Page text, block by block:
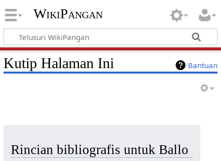
WikiPangan
Bantuan
Kutip Halaman Ini
Rincian bibliografis untuk Ballo